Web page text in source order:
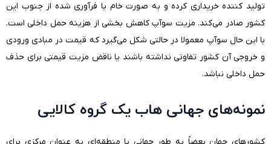
تولید کننده خریداری کرده و به صورت خام یا فرآوری شده از جنوب این
کشور صادر می‌کند. مزیت سوآپ کاهش بخشی از هزینه حمل داخلی است.
با این حال سوآپ معمولا در حالتی شکل می‌گیرد که قیمت در مبادی ورودی
و خروجی آن کشور تفاوتی نداشته باشند یا ناقض مزیت قیمتی برای حذف
حمل داخلی نباشد.
نمونه‌های جهانی هاب یک گروه کالایی